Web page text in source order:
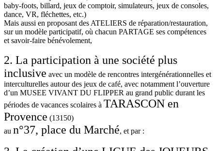
baby-foots, billard, jeux de comptoir, simulateurs, jeux de consoles,
dance, VR, fléchettes, etc.)
Mais aussi en proposant des ATELIERS de réparation/restauration,
sur un modèle participatif, où chacun PARTAGE ses compétences
et savoir-faire bénévolement,
2. La participation à une société plus
inclusive avec un modèle de rencontres intergénérationnelles et
interculturelles autour des jeux de café, avec notamment l’ouverture
d’un MUSEE VIVANT DU FLIPPER au grand public durant les
périodes de vacances scolaires à TARASCON en
Provence (13150)
au n°37, place du Marché, et par :